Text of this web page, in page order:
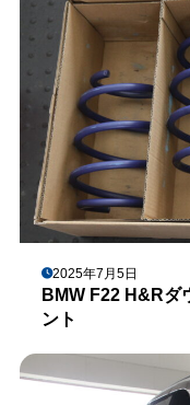
2025年7月5日
BMW F22 H&Rダ
ント